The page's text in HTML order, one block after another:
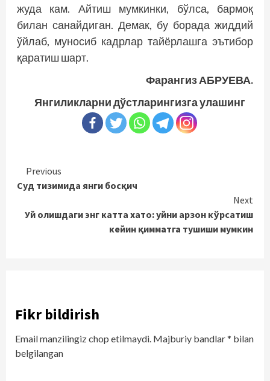
жуда кам. Айтиш мумкинки, бўлса, бармоқ
билан санайдиган. Демак, бу борада жиддий
ўйлаб, муносиб кадрлар тайёрлашга эътибор
қаратиш шарт.
Фарангиз АБРУЕВА.
Янгиликларни дўстларингизга улашинг
Continue
Reading
Previous
Суд тизимида янги босқич
Next
Уй олишдаги энг катта хато: уйни арзон кўрсатиш
кейин қимматга тушиши мумкин
Fikr bildirish
Email manzilingiz chop etilmaydi. Majburiy bandlar* bilan
belgilangan